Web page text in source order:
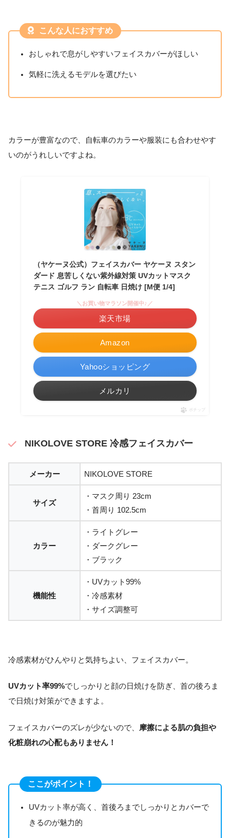
こんな人におすすめ
おしゃれで息がしやすいフェイスカバーがほしい
気軽に洗えるモデルを選びたい
カラーが豊富なので、自転車のカラーや服装にも合わせやす
いのがうれしいですよね。
（ヤケーヌ公式）フェイスカバー ヤケーヌ スタン
ダード 息苦しくない紫外線対策 UVカットマスク
テニス ゴルフ ラン 自転車 日焼け [M便 1/4]
Amazon
＼お買い物マラソン開催中♪／
楽天市場
Yahooショッピング
メルカリ
ポチップ
NIKOLOVE STORE 冷感フェイスカバー
メーカー NIKOLOVE STORE
サイズ
・マスク周り 23cm
・首周り 102.5cm
カラー
・ライトグレー
・ダークグレー
・ブラック
機能性
・UVカット99%
・冷感素材
・サイズ調整可
冷感素材がひんやりと気持ちよい、フェイスカバー。
UVカット率99%でしっかりと顔の日焼けを防ぎ、首の後ろま
で日焼け対策ができますよ。
フェイスカバーのズレが少ないので、 摩擦による肌の負担や
化粧崩れの心配もありません！
ここがポイント！
UVカット率が高く、首後ろまでしっかりとカバーで
きるのが魅力的